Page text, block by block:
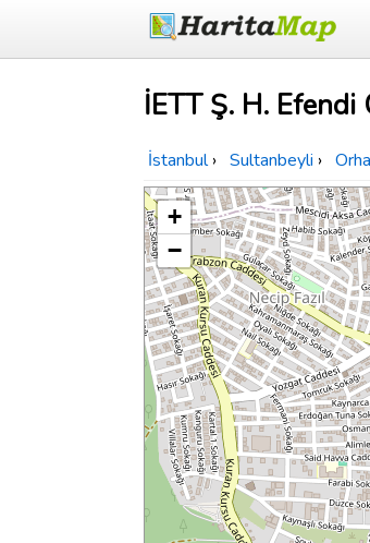
İETT Ş. H. Efendi
İstanbul › Sultanbeyli ›
+
−